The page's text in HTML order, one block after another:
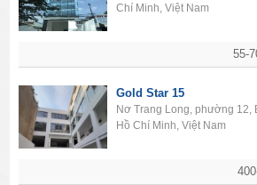
55-
Chí Minh, Việt Nam
Gold Star 15
Nơ Trang Long, phường 12,
Hồ Chí Minh, Việt Nam